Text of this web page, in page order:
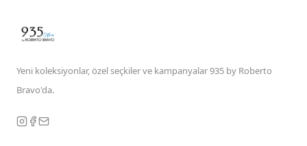
Yeni koleksiyonlar, özel seçkiler ve kampanyalar 935 by Roberto
Bravo'da.